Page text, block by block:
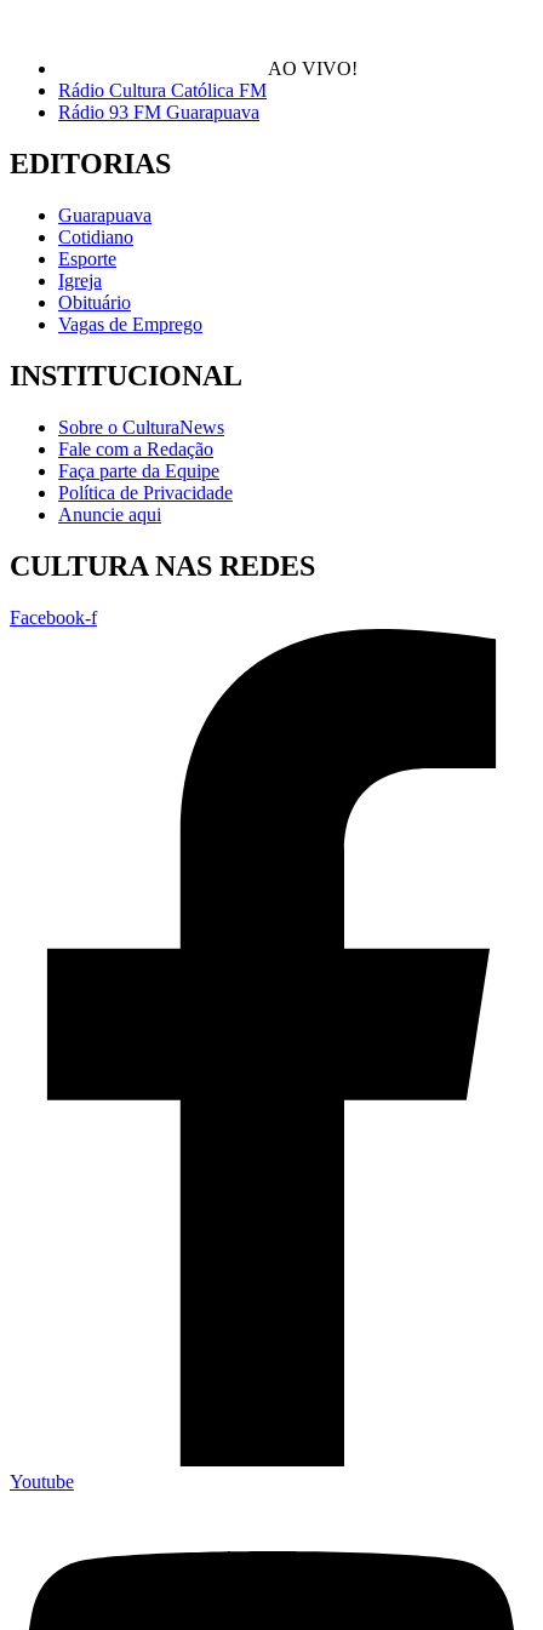
AO VIVO!
Rádio Cultura Católica FM
Rádio 93 FM Guarapuava
EDITORIAS
Guarapuava
Cotidiano
Esporte
Igreja
Obituário
Vagas de Emprego
INSTITUCIONAL
Sobre o CulturaNews
Fale com a Redação
Faça parte da Equipe
Política de Privacidade
Anuncie aqui
CULTURA NAS REDES
Facebook-f
Youtube